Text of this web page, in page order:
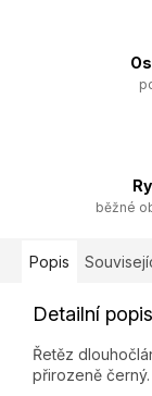
běžné
Popis
Detailní
Řetěz
přirozeně černý.